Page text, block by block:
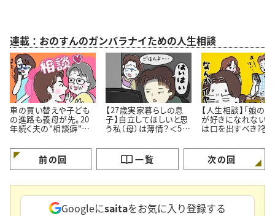
連載：おのすんのガンバラナイための人生相談
車の買い替えや子ども
の進路も義母が先。20
年続く夫の"相談癖"に
【27歳実家暮らしの息
子】自立してほしいと思
う私（母）は薄情？＜50
【人生相談】「娘の
が好きになれない…
は口を出すべき?答
前の回 一覧 次の回
Googleにsaitaをお気に入り登録する